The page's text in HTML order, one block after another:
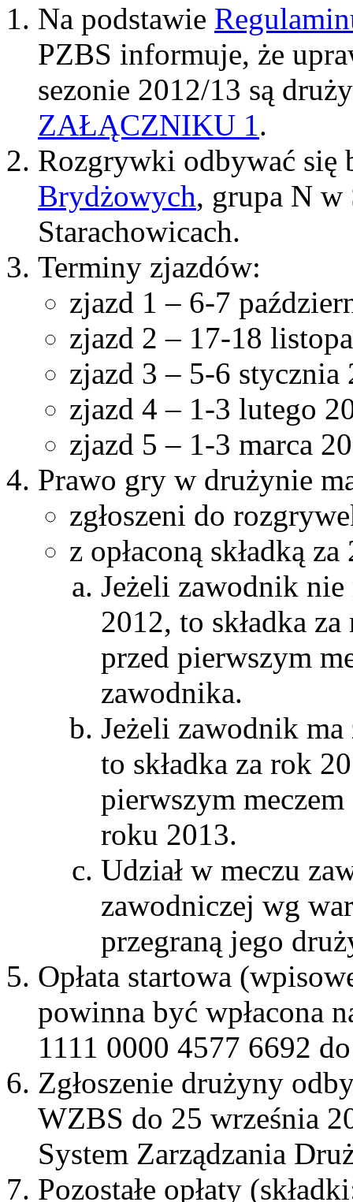
Na podstawie
PZBS informuje, że
sezonie 2012/13 są
ZAŁĄCZNIKU 1.
Rozgrywki odbywać się
Brydżowych, grupa N w
Starachowicach.
Terminy zjazdów:
zjazd 1 – 6-7
zjazd 2 – 17-18
zjazd 3 – 5-6
zjazd 4 – 1-3 lutego
zjazd 5 – 1-3 marca
Prawo gry w drużynie
zgłoszeni do
z opłaconą składką
Jeżeli zawodnik nie
2012, to składka
przed pierwszym
zawodnika.
Jeżeli zawodnik ma
to składka za rok
pierwszym
roku 2013.
Udział w meczu
zawodniczej wg
przegraną jego
Opłata startowa
powinna być wpłacona
1111 0000 4577 6692
Zgłoszenie drużyny
WZBS do 25 września
System Zarządzania
Pozostałe opłaty